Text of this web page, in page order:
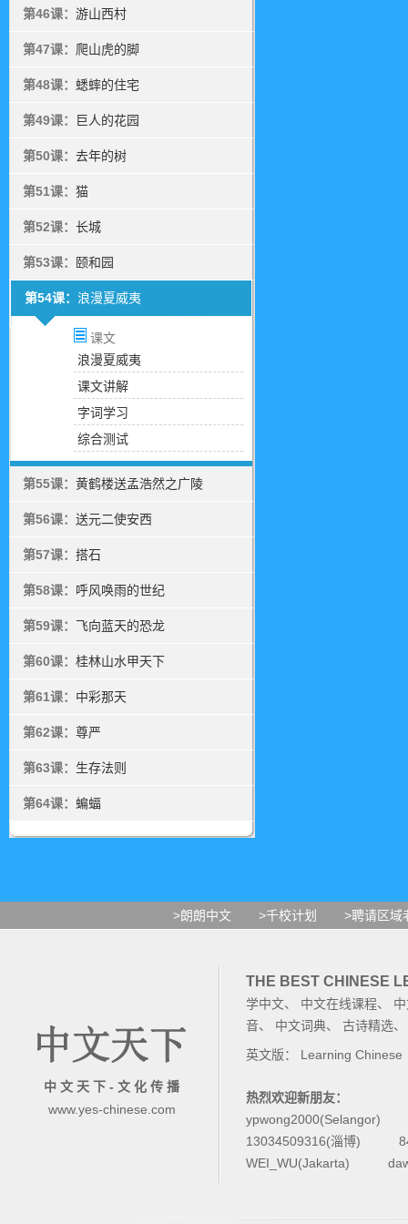
第46课： 游山西村
第47课： 爬山虎的脚
第48课： 蟋蟀的住宅
第49课： 巨人的花园
第50课： 去年的树
第51课： 猫
第52课： 长城
第53课： 颐和园
第54课： 浪漫夏威夷
课文
浪漫夏威夷
课文讲解
字词学习
综合测试
第55课： 黄鹤楼送孟浩然之广陵
第56课： 送元二使安西
第57课： 搭石
第58课： 呼风唤雨的世纪
第59课： 飞向蓝天的恐龙
第60课： 桂林山水甲天下
第61课： 中彩那天
第62课： 尊严
第63课： 生存法则
第64课： 蝙蝠
>朗朗中文 >千校计划 >聘请区域
中 文 天 下 - 文 化 传 播
www.yes-chinese.com
THE BEST CHINESE
学中文、 中文在线课程、
音、 中文词典、 古诗精选
英文版： Learning Chinese
热烈欢迎新朋友：
ypwong2000(Selangor)
13034509316(淄博)
WEI_WU(Jakarta)